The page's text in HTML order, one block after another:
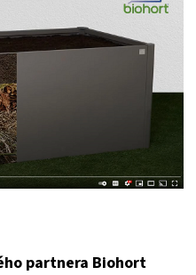
partnera Biohort